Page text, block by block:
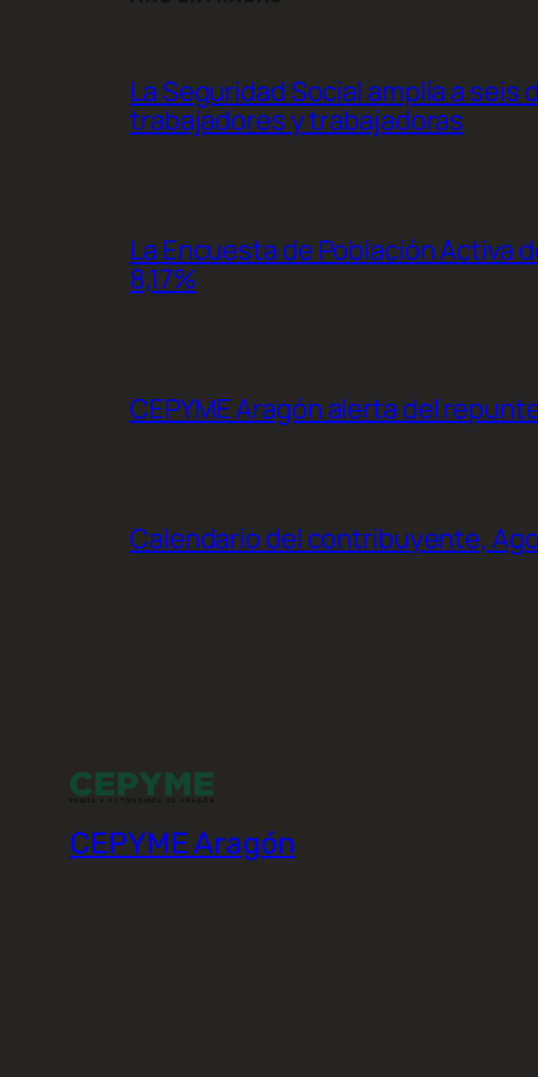
La Seguridad Social amplía a
trabajadores y trabajadoras
La Encuesta de Población Activa
8,17%
CEPYME Aragón alerta del
Calendario del contribuyente,
CEPYME Aragón